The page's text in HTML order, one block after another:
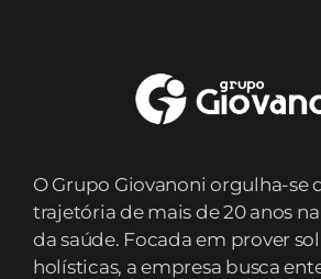
O Grupo Giovanoni orgulha-se
trajetória de mais de 20 anos
da saúde. Focada em prover
holísticas, a empresa busca